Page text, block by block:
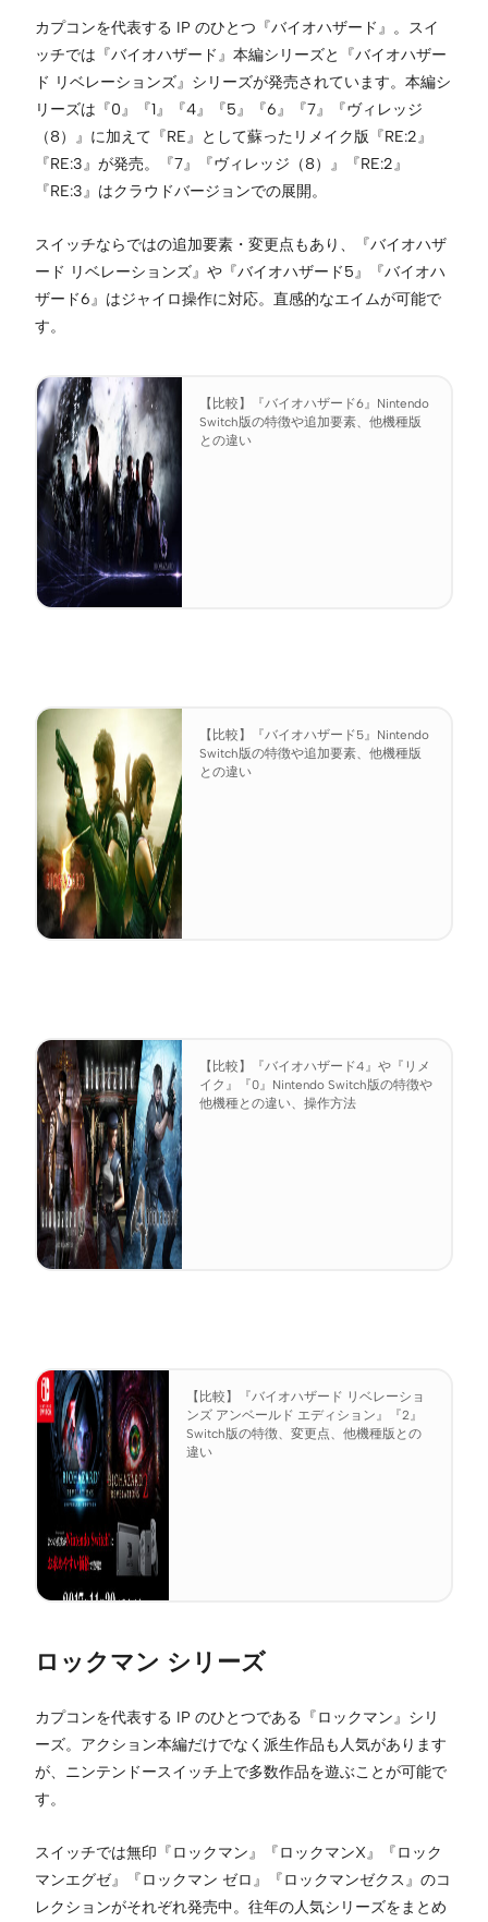
カプコンを代表する IP のひとつ『バイオハザード』。スイ
ッチでは『バイオハザード』本編シリーズと『バイオハザー
ド リベレーションズ』シリーズが発売されています。本編シ
リーズは『0』『1』『4』『5』『6』『7』『ヴィレッジ
（8）』に加えて『RE』として蘇ったリメイク版『RE:2』
『RE:3』が発売。『7』『ヴィレッジ（8）』『RE:2』
『RE:3』はクラウドバージョンでの展開。
スイッチならではの追加要素・変更点もあり、『バイオハザ
ード リベレーションズ』や『バイオハザード5』『バイオハ
ザード6』はジャイロ操作に対応。直感的なエイムが可能で
す。
【比較】『バイオハザード6』Nintendo
Switch版の特徴や追加要素、他機種版
との違い
【比較】『バイオハザード5』Nintendo
Switch版の特徴や追加要素、他機種版
との違い
【比較】『バイオハザード4』や『リメ
イク』『0』Nintendo Switch版の特徴や
他機種との違い、操作方法
【比較】『バイオハザード リベレーショ
ンズ アンベールド エディション』『2』
Switch版の特徴、変更点、他機種版との
違い
ロックマン シリーズ
カプコンを代表する IP のひとつである『ロックマン』シリ
ーズ。アクション本編だけでなく派生作品も人気があります
が、ニンテンドースイッチ上で多数作品を遊ぶことが可能で
す。
スイッチでは無印『ロックマン』『ロックマンX』『ロック
マンエグゼ』『ロックマン ゼロ』『ロックマンゼクス』のコ
レクションがそれぞれ発売中。往年の人気シリーズをまとめ